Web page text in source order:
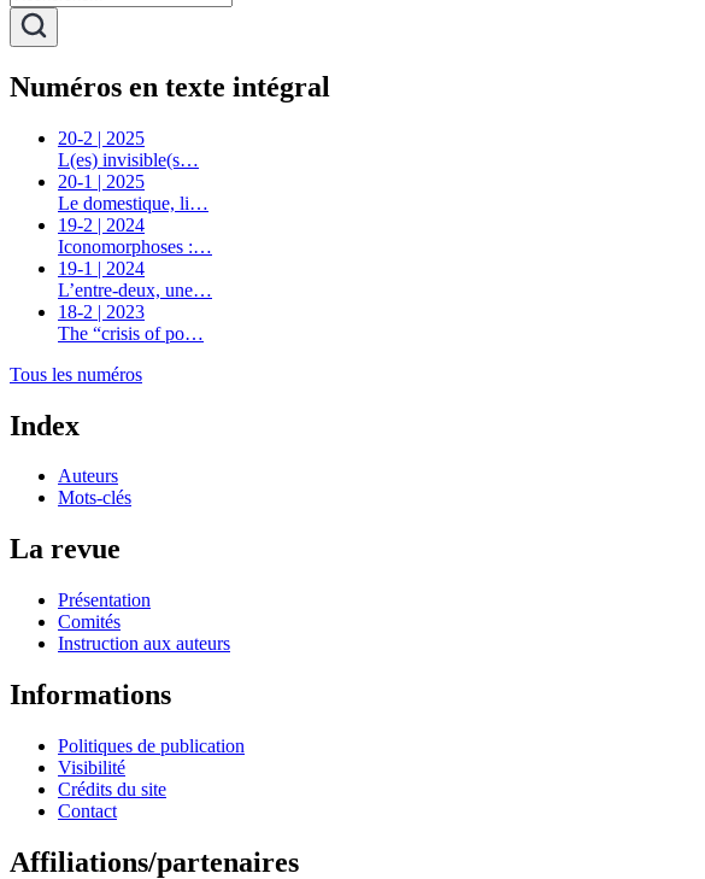
Numéros en texte intégral
20-2 | 2025
L(es) invisible(s…
20-1 | 2025
Le domestique, li…
19-2 | 2024
Iconomorphoses :…
19-1 | 2024
L’entre-deux, une…
18-2 | 2023
The “crisis of po…
Tous les numéros
Index
Auteurs
Mots-clés
La revue
Présentation
Comités
Instruction aux auteurs
Informations
Politiques de publication
Visibilité
Crédits du site
Contact
Affiliations/partenaires